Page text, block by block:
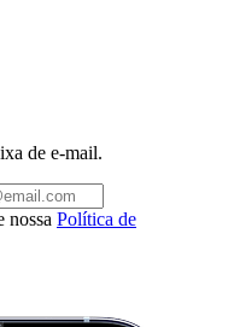
de e-mail.
nossa Política de